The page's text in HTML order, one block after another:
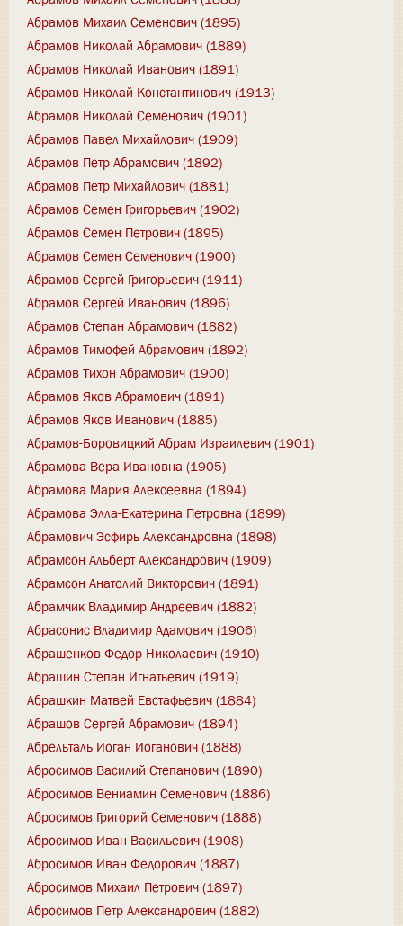
Абрамов Михаил Семенович (1895)
Абрамов Николай Абрамович (1889)
Абрамов Николай Иванович (1891)
Абрамов Николай Константинович (1913)
Абрамов Николай Семенович (1901)
Абрамов Павел Михайлович (1909)
Абрамов Петр Абрамович (1892)
Абрамов Петр Михайлович (1881)
Абрамов Семен Григорьевич (1902)
Абрамов Семен Петрович (1895)
Абрамов Семен Семенович (1900)
Абрамов Сергей Григорьевич (1911)
Абрамов Сергей Иванович (1896)
Абрамов Степан Абрамович (1882)
Абрамов Тимофей Абрамович (1892)
Абрамов Тихон Абрамович (1900)
Абрамов Яков Абрамович (1891)
Абрамов Яков Иванович (1885)
Абрамов-Боровицкий Абрам Израилевич (1901)
Абрамова Вера Ивановна (1905)
Абрамова Мария Алексеевна (1894)
Абрамова Элла-Екатерина Петровна (1899)
Абрамович Эсфирь Александровна (1898)
Абрамсон Альберт Александрович (1909)
Абрамсон Анатолий Викторович (1891)
Абрамчик Владимир Андреевич (1882)
Абрасонис Владимир Адамович (1906)
Абрашенков Федор Николаевич (1910)
Абрашин Степан Игнатьевич (1919)
Абрашкин Матвей Евстафьевич (1884)
Абрашов Сергей Абрамович (1894)
Абрельталь Иоган Иоганович (1888)
Абросимов Василий Степанович (1890)
Абросимов Вениамин Семенович (1886)
Абросимов Григорий Семенович (1888)
Абросимов Иван Васильевич (1908)
Абросимов Иван Федорович (1887)
Абросимов Михаил Петрович (1897)
Абросимов Петр Александрович (1882)